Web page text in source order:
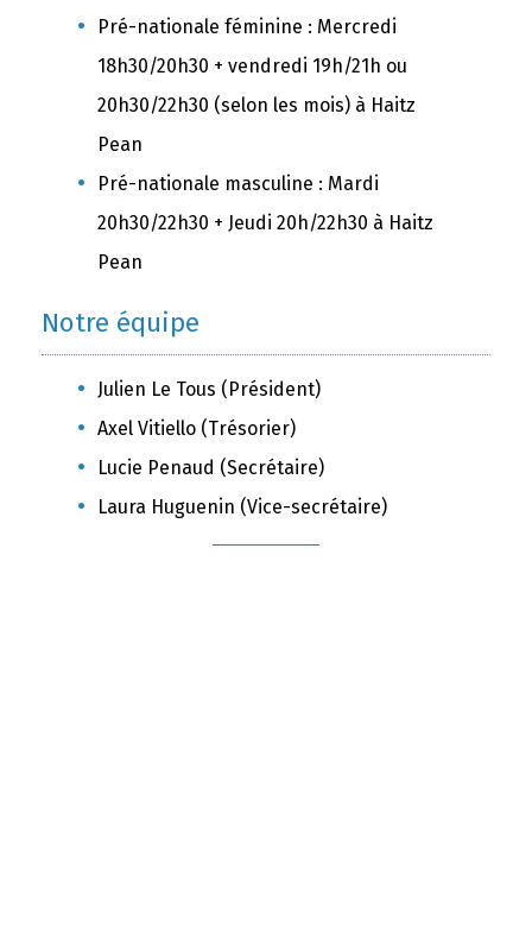
Pré-nationale féminine : Mercredi
18h30/20h30 + vendredi 19h/21h ou
20h30/22h30 (selon les mois) à Haitz
Pean
Pré-nationale masculine : Mardi
20h30/22h30 + Jeudi 20h/22h30 à Haitz
Pean
Notre équipe
Julien Le Tous (Président)
Axel Vitiello (Trésorier)
Lucie Penaud (Secrétaire)
Laura Huguenin (Vice-secrétaire)